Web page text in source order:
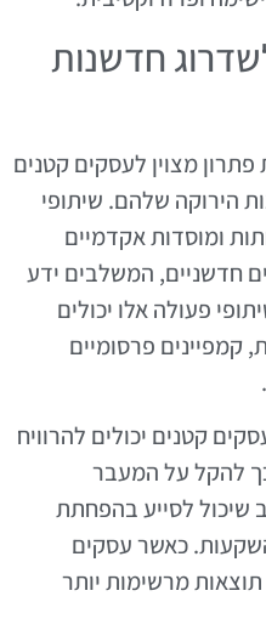
חדשנות
פתרון מצוין לעסקים קטנים
הירוקה שלהם. שיתופי
ומוסדות אקדמיים
חדשניים, המשלבים ידע
פעולה אלו יכולים
קמפיינים פרסומיים
קטנים יכולים להרוויח
להקל על המעבר
שיכול לסייע בהפחתת
כאשר עסקים
מרשימות יותר